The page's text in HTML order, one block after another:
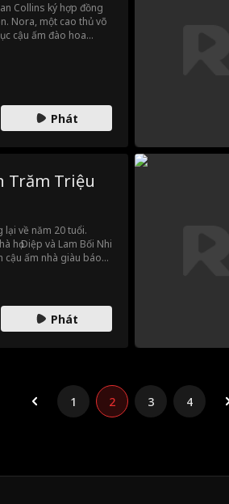
Collins ký hợp đồng
Nora, một cao thủ võ
cậu ấm đào hoa
Phát
Trăm Triệu
lại về năm 20 tuổi.
họ Diệp và Lam Bối Nhi
cậu ấm nhà giàu báo
Phát
1 2 3 4